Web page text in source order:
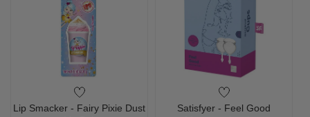
Lip Smacker - Fairy Pixie Dust
Satisfyer - Feel Good